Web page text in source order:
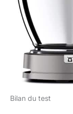
Bilan du test